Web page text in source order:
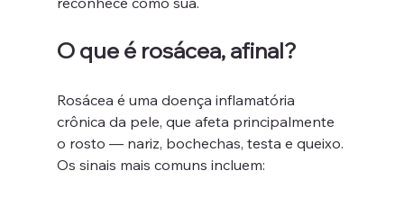
O que é rosácea, afinal?
Rosácea é uma doença inflamatória
crônica da pele, que afeta principalmente
o rosto — nariz, bochechas, testa e queixo.
Os sinais mais comuns incluem: